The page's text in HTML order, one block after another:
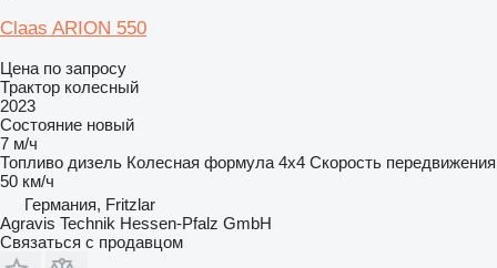
Claas ARION 550
Цена по запросу
Трактор колесный
2023
Состояние новый
7 м/ч
Топливо дизель Колесная формула 4x4 Скорость передвижения
50 км/ч
Германия, Fritzlar
Agravis Technik Hessen-Pfalz GmbH
Связаться с продавцом